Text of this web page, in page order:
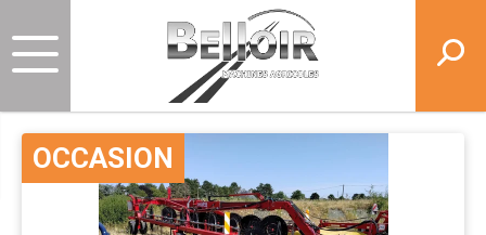
OCCASION